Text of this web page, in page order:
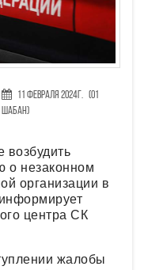
11 Февраля 2024г. (01
Шабан)
возбудить
о незаконном
организации в
центра СК
жалобы